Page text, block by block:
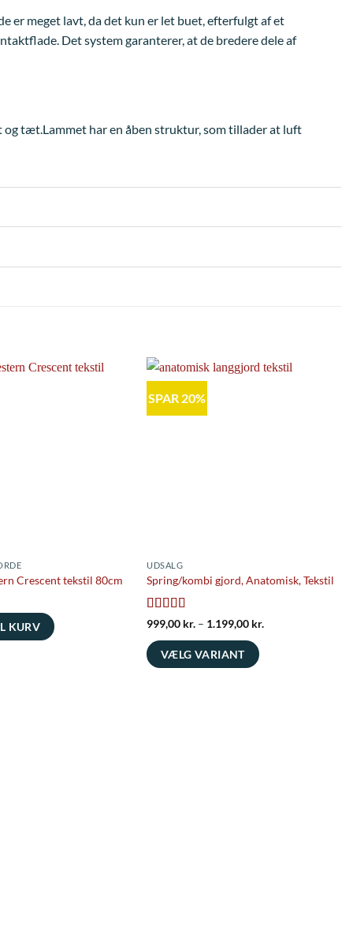
er meget lavt, da det kun er let buet, efterfulgt af et
Det system garanterer, at de bredere dele af
tæt.Lammet har en åben struktur, som tillader at luft
Crescent tekstil 80cm
KURV
SPAR 20%
UDSALG
Spring/kombi gjord, Anatomisk, Tekstil
Vurderet5
999,00 kr. – 1.199,00 kr.
VÆLG VARIANT